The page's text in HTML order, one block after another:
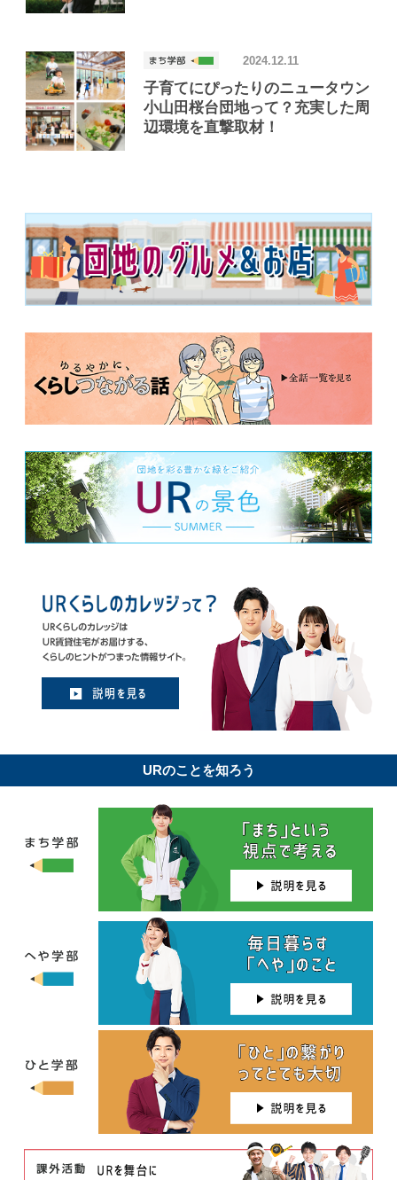
子育てにぴったりのニュータウン
小山田桜台団地って？充実した周
辺環境を直撃取材！
2024.12.11
URのことを知ろう